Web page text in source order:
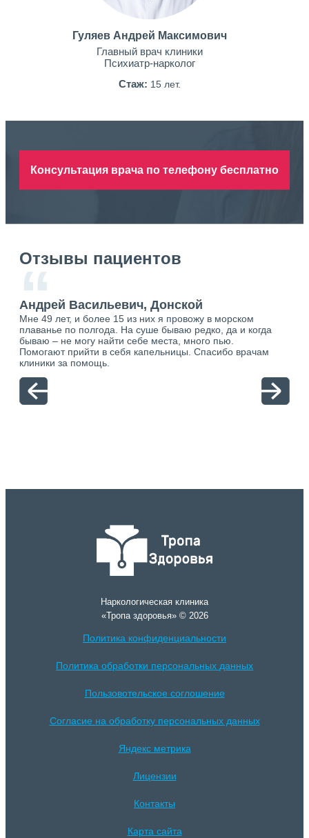
Гуляев Андрей Максимович
Главный врач клиники
Психиатр-нарколог
Стаж: 15 лет.
Консультация врача по телефону бесплатно
Отзывы пациентов
“
Андрей Васильевич, Донской
Мне 49 лет, и более 15 из них я провожу в морском
плаванье по полгода. На суше бываю редко, да и когда
бываю – не могу найти себе места, много пью.
Помогают прийти в себя капельницы. Спасибо врачам
клиники за помощь.
Наркологическая клиника
«Тропа здоровья» © 2026
Политика конфиденциальности
Политика обработки персональных данных
Пользовотельское соглошение
Согласие на обработку персональных данных
Яндекс метрика
Лицензии
Контакты
Карта сайта